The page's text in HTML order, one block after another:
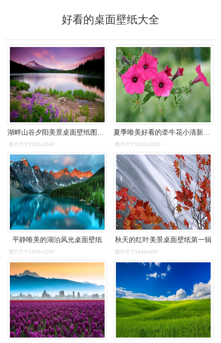
好看的桌面壁纸大全
图片尺寸2560x1600 图片尺寸1920x1200
平静唯美的湖泊风光桌面壁纸
图片尺寸1920x1200
秋天的红叶美景桌面壁纸第一辑
图片尺寸1440x900